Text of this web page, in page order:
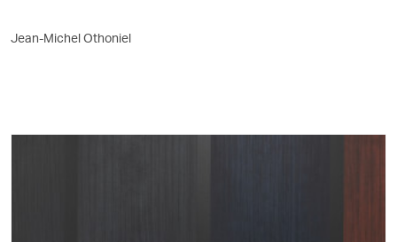
Jean-Michel Othoniel